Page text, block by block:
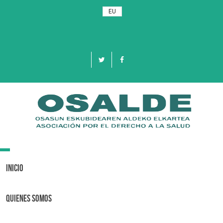
EU
Toggle
Inicio
Quienes Somos